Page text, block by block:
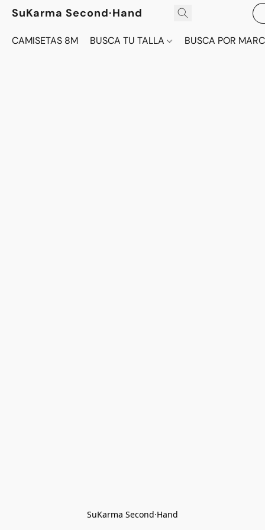
SuKarma Second·Hand
CAMISETAS 8M BUSCA TU TALLA BUSCA POR
SuKarma Second·Hand